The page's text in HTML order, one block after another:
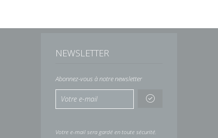
NEWSLETTER
Abonnez-vous à notre newsletter
Votre e-mail sera gardé en toute sécurité.